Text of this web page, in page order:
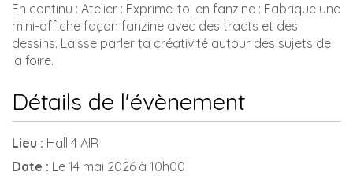
En continu : Atelier : Exprime-toi en fanzine : Fabrique une
mini-affiche façon fanzine avec des tracts et des
dessins. Laisse parler ta créativité autour des sujets de
la foire.
Détails de l'évènement
Lieu : Hall 4 AIR
Date : Le 14 mai 2026 à 10h00